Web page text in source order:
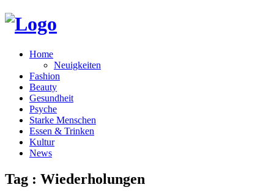
Home
Neuigkeiten
Fashion
Beauty
Gesundheit
Psyche
Starke Menschen
Essen & Trinken
Kultur
News
Tag : Wiederholungen